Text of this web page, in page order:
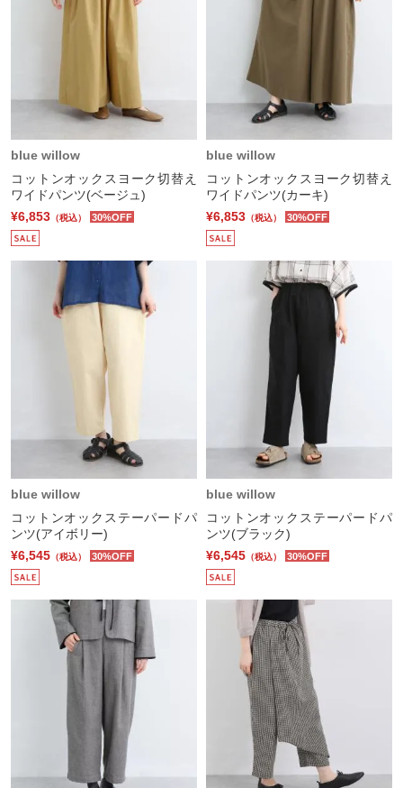
blue willow
コットンオックスヨーク切替え
ワイドパンツ(ベージュ)
¥6,853 （税込） 30%OFF
blue willow
コットンオックスヨーク切替え
ワイドパンツ(カーキ)
¥6,853 （税込） 30%OFF
blue willow
コットンオックステーパードパ
ンツ(アイボリー)
¥6,545 （税込） 30%OFF
blue willow
コットンオックステーパードパ
ンツ(ブラック)
¥6,545 （税込） 30%OFF